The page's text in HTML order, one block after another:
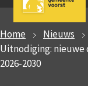
Home
Nieuws
Uitnodiging:
2026-2030